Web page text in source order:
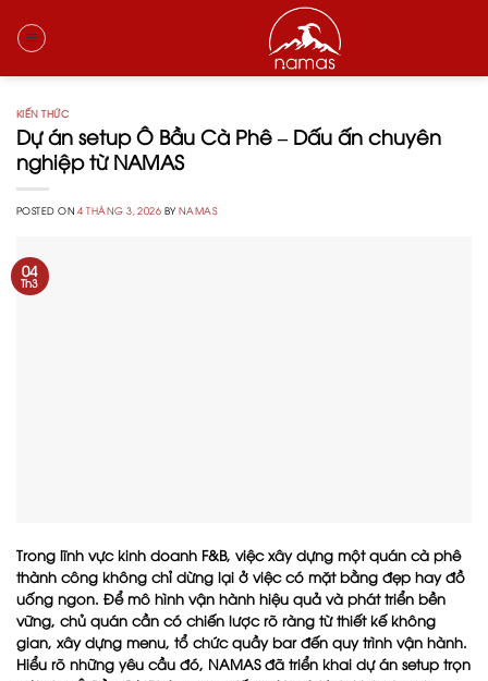
content
KIẾN THỨC
Dự án setup Ô Bầu Cà Phê – Dấu ấn chuyên
nghiệp từ NAMAS
POSTED ON4 THÁNG 3, 2026 BYNAMAS
04
Th3
Trong lĩnh vực kinh doanh F&B, việc xây dựng một quán cà phê
thành công không chỉ dừng lại ở việc có mặt bằng đẹp hay đồ
uống ngon. Để mô hình vận hành hiệu quả và phát triển bền
vững, chủ quán cần có chiến lược rõ ràng từ thiết kế không
gian, xây dựng menu, tổ chức quầy bar đến quy trình vận hành.
Hiểu rõ những yêu cầu đó, NAMAS đã triển khai dự án setup trọn